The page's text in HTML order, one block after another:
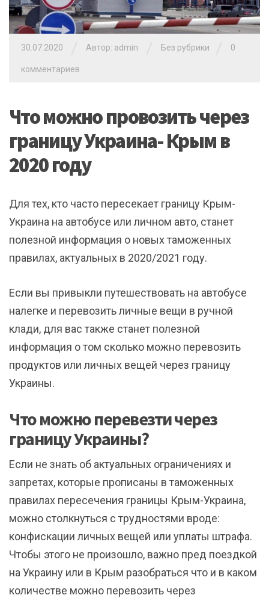
30.07.2020 Автор: admin Без рубрики 0
комментариев
Что можно провозить через
границу Украина- Крым в
2020 году
Для тех, кто часто пересекает границу Крым-
Украина на автобусе или личном авто, станет
полезной информация о новых таможенных
правилах, актуальных в 2020/2021 году.
Если вы привыкли путешествовать на автобусе
налегке и перевозить личные вещи в ручной
клади, для вас также станет полезной
информация о том сколько можно перевозить
продуктов или личных вещей через границу
Украины.
Что можно перевезти через
границу Украины?
Если не знать об актуальных ограничениях и
запретах, которые прописаны в таможенных
правилах пересечения границы Крым-Украина,
можно столкнуться с трудностями вроде:
конфискации личных вещей или уплаты штрафа.
Чтобы этого не произошло, важно пред поездкой
на Украину или в Крым разобраться что и в каком
количестве можно перевозить через